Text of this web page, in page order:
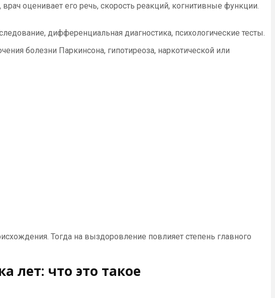
оценивает его речь, скорость реакций, когнитивные функции.
дифференциальная диагностика, психологические тесты.
болезни Паркинсона, гипотиреоза, наркотической или
Тогда на выздоровление повлияет степень главного
что это такое